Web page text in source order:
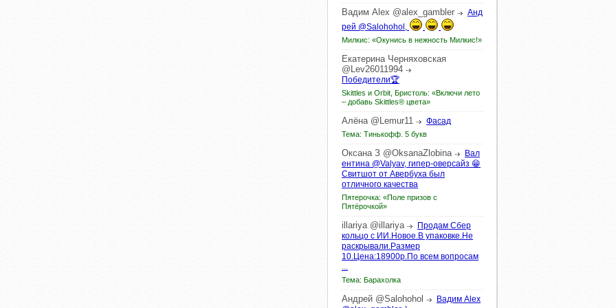
Вадим Alex @alex_gambler
Анд
рей @Salohohol,
Милкис: «Окунись в нежность Милкис!»
Екатерина Черняховская
@Lev26011994
Победители🏆
Skittles и Orbit, Бристоль: «Включи лето
– добавь Skittles® цвета»
Алёна @Lemur11 Фасад
Тема: Тинькофф. 5 букв
Оксана З @OksanaZlobina
Вал
ентина @Valyav, гипер-оверсайз 😁
Свитшот от Авербуха был
отличного качества
Пятерочка: «Поле призов с
Пятёрочкой»
illariya @illariya
Продам Сбер
кольцо с ИИ.Новое.В упаковке.Не
раскрывали.Размер
10.Цена:18900р.По всем вопросам
...
Тема: Барахолка
Андрей @Salohohol
Вадим Alex